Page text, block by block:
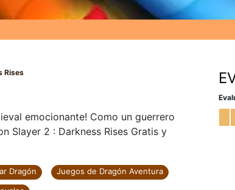
Rises
emocionante! Como un guerrero
Slayer 2 : Darkness Rises Gratis y
Dragón
Juegos de Dragón Aventura